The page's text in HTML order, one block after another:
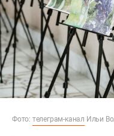
Фото: телеграм-канал Ильи